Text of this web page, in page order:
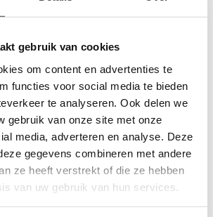
gebruik van cookies
om content en advertenties te
functies voor social media te bieden
te analyseren. Ook delen we
gebruik van onze site met onze
media, adverteren en analyse. Deze
gegevens combineren met andere
ze heeft verstrekt of die ze hebben
van uw gebruik van hun services.
-
SALONTAFEL OVAAL -